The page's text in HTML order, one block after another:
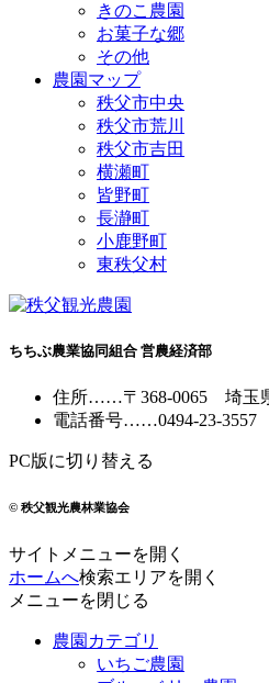
きのこ農園
お菓子な郷
その他
農園マップ
秩父市中央
秩父市荒川
秩父市吉田
横瀬町
皆野町
長瀞町
小鹿野町
東秩父村
ちちぶ農業協同組合 営農経済部
住所……〒368-0065 埼玉
電話番号……0494-23-3557
PC版に切り替える
© 秩父観光農林業協会
サイトメニューを開く
ホームへ検索エリアを開く
メニューを閉じる
農園カテゴリ
いちご農園